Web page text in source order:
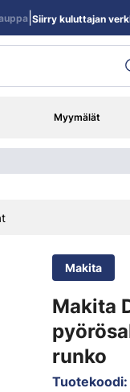
Myymälät
| Siirry kuluttajan
Makita
Makita
runko
Tuotekoodi: